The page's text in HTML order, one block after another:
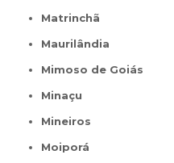
Matrinchã
Maurilândia
Mimoso de Goiás
Minaçu
Mineiros
Moiporá